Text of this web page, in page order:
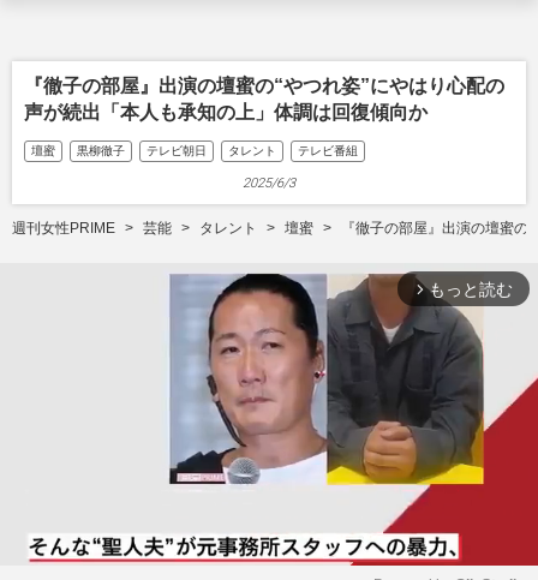
『徹子の部屋』出演の壇蜜の“やつれ姿”にやはり心配の
声が続出「本人も承知の上」体調は回復傾向か
壇蜜 黒柳徹子 テレビ朝日 タレント テレビ番組
2025/6/3
週刊女性PRIME 芸能 タレント 壇蜜 『徹子の部屋』出演の壇蜜
arrow_forward_ios もっと読む